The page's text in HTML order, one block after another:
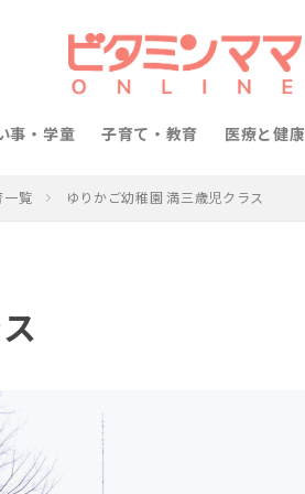
事・学童 子育て・教育 医療と健康
一覧 ゆりかご幼稚園 満三歳児クラス